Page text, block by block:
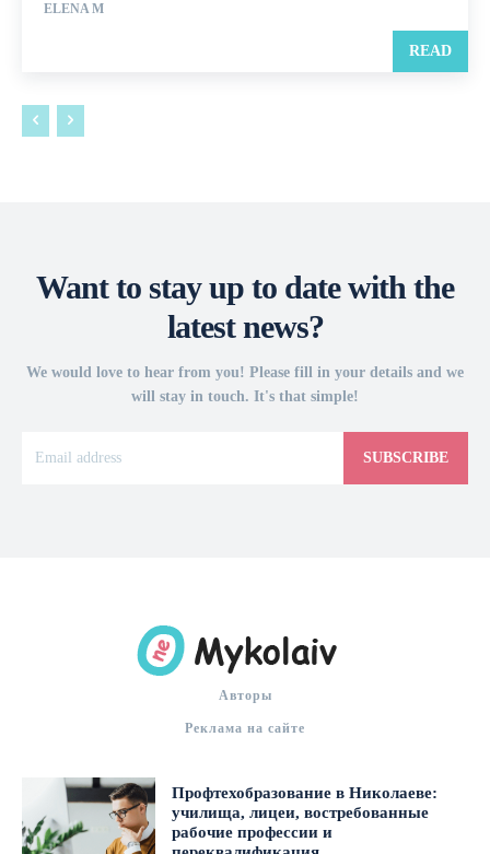
ELENA M
READ
Want to stay up to date with the
latest news?
We would love to hear from you! Please fill in your details and we
will stay in touch. It's that simple!
SUBSCRIBE
Авторы
Реклама на сайте
Профтехобразование в Николаеве:
училища, лицеи, востребованные
рабочие профессии и